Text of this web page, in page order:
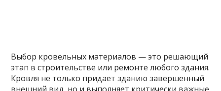
Выбор кровельных материалов — это решающий
этап в строительстве или ремонте любого здания.
Кровля не только придает зданию завершенный
внешний вид, но и выполняет критически важные